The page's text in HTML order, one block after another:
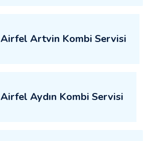
Airfel Artvin Kombi Servisi
Airfel Aydın Kombi Servisi